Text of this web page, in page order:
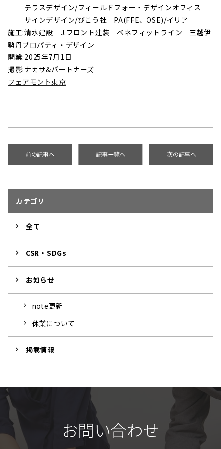
テラスデザイン/フィールドフォー・デザインオフィス
サインデザイン/びこう社 PA(FFE、OSE)/イリア
施工:清水建設 J.フロント建装 ベネフィットライン 三越伊
勢丹プロパティ・デザイン
開業:2025年7月1日
撮影:ナカサ&パートナーズ
フェアモント東京
前の記事へ 記事一覧へ 次の記事へ
カテゴリ
全て
CSR・SDGs
お知らせ
note更新
休業について
掲載情報
お問い合わせ